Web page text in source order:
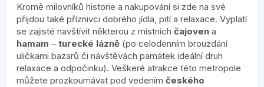
Kromě milovníků historie a nakupování si zde na své
přijdou také příznivci dobrého jídla, pití a relaxace. Vyplatí
se zajisté navštívit některou z místníchčajoven a
hamam –turecké lázně (po celodenním brouzdání
uličkami bazarů či návštěvách památek ideální druh
relaxace a odpočinku). Veškeré atrakce této metropole
můžete prozkoumávat pod vedenímčeského